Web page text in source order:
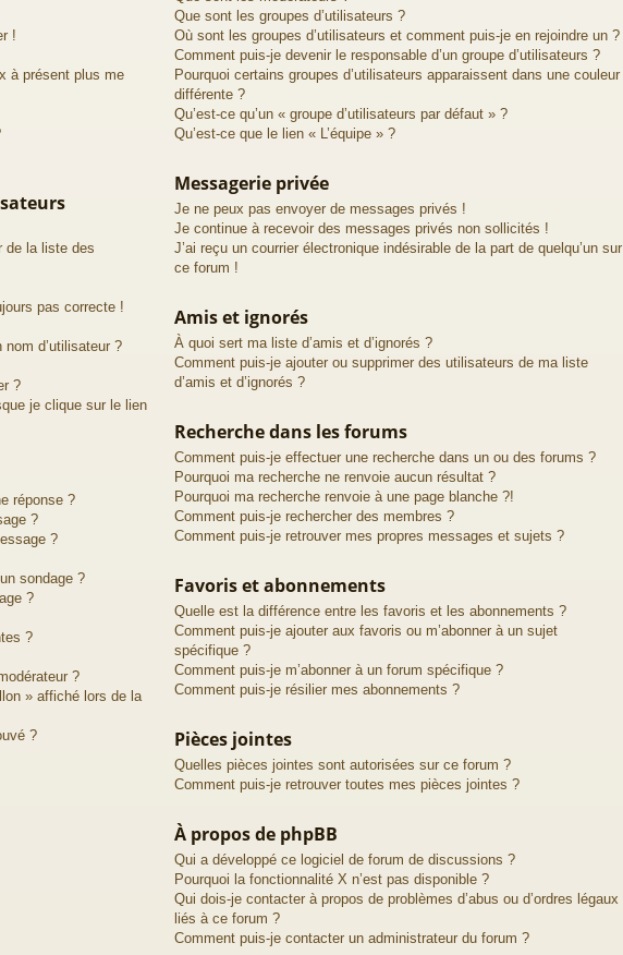
!
à présent plus me
de la liste des
pas correcte !
d’utilisateur ?
?
je clique sur le lien
réponse ?
?
?
sondage ?
?
?
?
» affiché lors de la
?
Que sont les groupes d’utilisateurs ?
Où sont les groupes d’utilisateurs et comment puis-je en rejoindre un ?
Comment puis-je devenir le responsable d’un groupe d’utilisateurs ?
Pourquoi certains groupes d’utilisateurs apparaissent dans une couleur
différente ?
Qu’est-ce qu’un « groupe d’utilisateurs par défaut » ?
Qu’est-ce que le lien « L’équipe » ?
Messagerie privée
Je ne peux pas envoyer de messages privés !
Je continue à recevoir des messages privés non sollicités !
J’ai reçu un courrier électronique indésirable de la part de quelqu’un sur
ce forum !
Amis et ignorés
À quoi sert ma liste d’amis et d’ignorés ?
Comment puis-je ajouter ou supprimer des utilisateurs de ma liste
d’amis et d’ignorés ?
Recherche dans les forums
Comment puis-je effectuer une recherche dans un ou des forums ?
Pourquoi ma recherche ne renvoie aucun résultat ?
Pourquoi ma recherche renvoie à une page blanche ?!
Comment puis-je rechercher des membres ?
Comment puis-je retrouver mes propres messages et sujets ?
Favoris et abonnements
Quelle est la différence entre les favoris et les abonnements ?
Comment puis-je ajouter aux favoris ou m’abonner à un sujet
spécifique ?
Comment puis-je m’abonner à un forum spécifique ?
Comment puis-je résilier mes abonnements ?
Pièces jointes
Quelles pièces jointes sont autorisées sur ce forum ?
Comment puis-je retrouver toutes mes pièces jointes ?
À propos de phpBB
Qui a développé ce logiciel de forum de discussions ?
Pourquoi la fonctionnalité X n’est pas disponible ?
Qui dois-je contacter à propos de problèmes d’abus ou d’ordres légaux
liés à ce forum ?
Comment puis-je contacter un administrateur du forum ?